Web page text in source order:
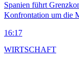
Spanien führt
Konfrontation um die
16:17
WIRTSCHAFT